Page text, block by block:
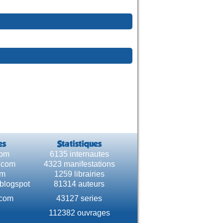
Statistiques
6135 internautes
4323 manifestations
1259 librairies
81314 auteurs
43127 series
112382 ouvrages